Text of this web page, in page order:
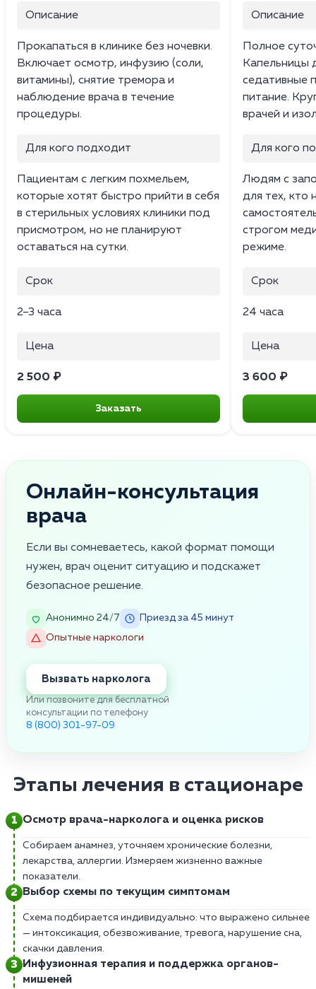
Описание
Прокапаться в клинике без ночевки.
Включает осмотр, инфузию (соли,
витамины), снятие тремора и
наблюдение врача в течение
процедуры.
Для кого подходит
Пациентам с легким похмельем,
которые хотят быстро прийти в себя
в стерильных условиях клиники под
присмотром, но не планируют
оставаться на сутки.
Срок
2–3 часа
Цена
2 500 ₽
Заказать
Описание
Полное
Капельницы
седативные
питание.
врачей и
Для кого
Людям с
для тех, кто
строгом
режиме.
Срок
24 часа
Цена
3 600 ₽
Онлайн-консультация
врача
Если вы сомневаетесь, какой формат помощи
нужен, врач оценит ситуацию и подскажет
безопасное решение.
Анонимно 24/7
Приезд за 45 минут
Опытные наркологи
Вызвать нарколога
Или позвоните для бесплатной
консультации по телефону
8 (800) 301-97-09
Этапы лечения в стационаре
Осмотр врача-нарколога и оценка рисков
Собираем анамнез, уточняем хронические болезни,
лекарства, аллергии. Измеряем жизненно важные
показатели.
Выбор схемы по текущим симптомам
Схема подбирается индивидуально: что выражено сильнее
— интоксикация, обезвоживание, тревога, нарушение сна,
скачки давления.
Инфузионная терапия и поддержка органов-
мишеней